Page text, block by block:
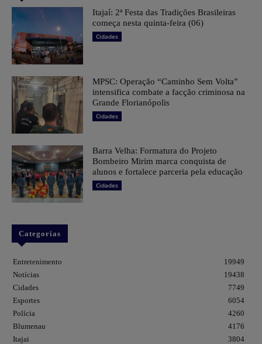
​Itajaí: 2ª Festa das Tradições Brasileiras
começa nesta quinta-feira (06)
Cidades
MPSC: Operação “Caminho Sem Volta”
intensifica combate a facção criminosa na
Grande Florianópolis
Cidades
Barra Velha: Formatura do Projeto
Bombeiro Mirim marca conquista de
alunos e fortalece parceria pela educação
Cidades
Categorias
Entretenimento
19949
Notícias
19438
Cidades
7749
Esportes
6054
Polícia
4260
Blumenau
4176
Itajai
3804